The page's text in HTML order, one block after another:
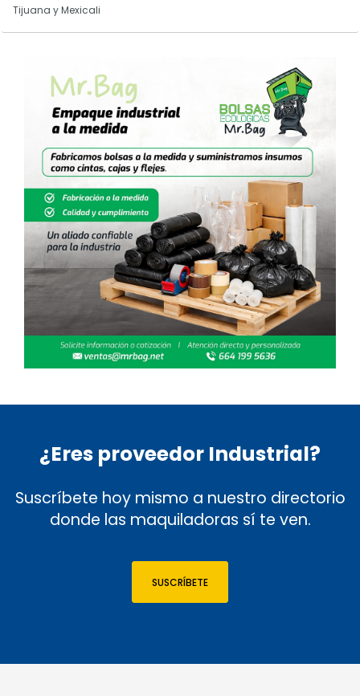
Tijuana y Mexicali
¿Eres proveedor Industrial?
Suscríbete hoy mismo a nuestro directorio
donde las maquiladoras sí te ven.
SUSCRÍBETE